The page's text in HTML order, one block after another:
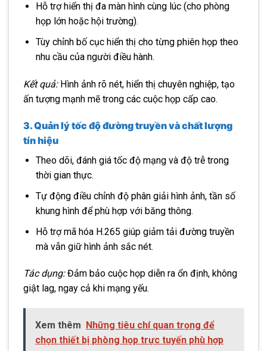
Hỗ trợ hiển thị đa màn hình cùng lúc (cho phòng
họp lớn hoặc hội trường).
Tùy chỉnh bố cục hiển thị cho từng phiên họp theo
nhu cầu của người điều hành.
Kết quả:Hình ảnh rõ nét, hiển thị chuyên nghiệp, tạo
ấn tượng mạnh mẽ trong các cuộc họp cấp cao.
3. Quản lý tốc độ đường truyền và chất lượng
tín hiệu
Theo dõi, đánh giá tốc độ mạng và độ trễ trong
thời gian thực.
Tự động điều chỉnh độ phân giải hình ảnh, tần số
khung hình để phù hợp với băng thông.
Hỗ trợ mã hóa H.265 giúp giảm tải đường truyền
mà vẫn giữ hình ảnh sắc nét.
Tác dụng:Đảm bảo cuộc họp diễn ra ổn định, không
giật lag, ngay cả khi mạng yếu.
Xem thêm
Những tiêu chí quan trọng để
chọn thiết bị phòng họp trực tuyến phù hợp